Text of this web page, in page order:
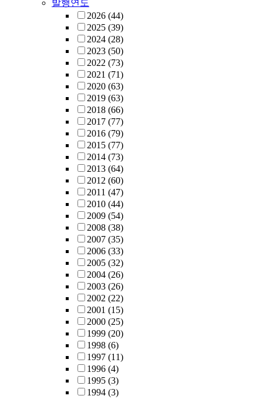
발행연도
2026 (44)
2025 (39)
2024 (28)
2023 (50)
2022 (73)
2021 (71)
2020 (63)
2019 (63)
2018 (66)
2017 (77)
2016 (79)
2015 (77)
2014 (73)
2013 (64)
2012 (60)
2011 (47)
2010 (44)
2009 (54)
2008 (38)
2007 (35)
2006 (33)
2005 (32)
2004 (26)
2003 (26)
2002 (22)
2001 (15)
2000 (25)
1999 (20)
1998 (6)
1997 (11)
1996 (4)
1995 (3)
1994 (3)